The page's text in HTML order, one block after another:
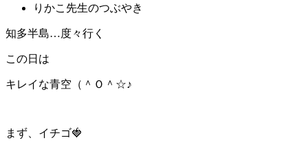
りかこ先生のつぶやき
知多半島…度々行く
この日は
キレイな青空（＾Ｏ＾☆♪
まず、イチゴ🍓